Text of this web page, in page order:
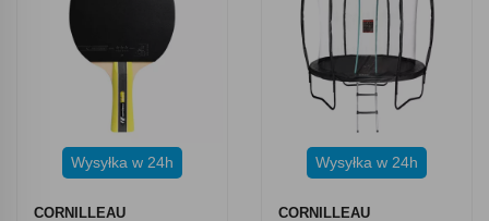
Wysyłka w 24h
CORNILLEAU
Wysyłka w 24h
CORNILLEAU